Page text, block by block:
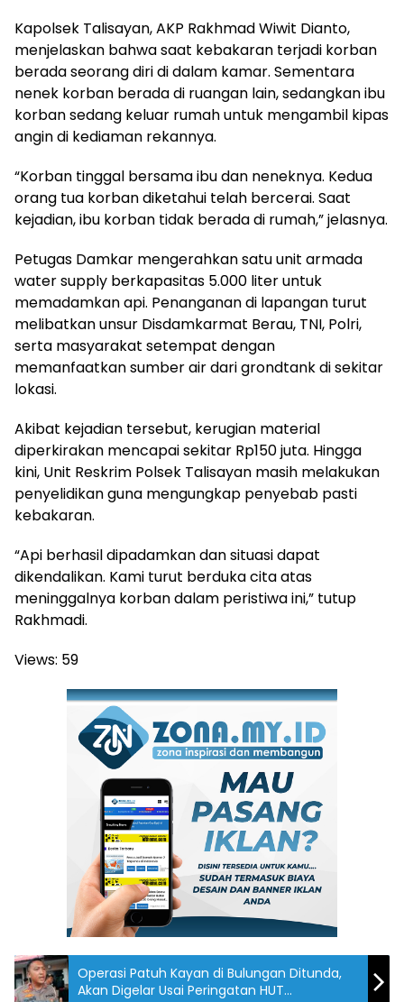
Kapolsek Talisayan, AKP Rakhmad Wiwit Dianto,
menjelaskan bahwa saat kebakaran terjadi korban
berada seorang diri di dalam kamar. Sementara
nenek korban berada di ruangan lain, sedangkan ibu
korban sedang keluar rumah untuk mengambil kipas
angin di kediaman rekannya.
“Korban tinggal bersama ibu dan neneknya. Kedua
orang tua korban diketahui telah bercerai. Saat
kejadian, ibu korban tidak berada di rumah,” jelasnya.
Petugas Damkar mengerahkan satu unit armada
water supply berkapasitas 5.000 liter untuk
memadamkan api. Penanganan di lapangan turut
melibatkan unsur Disdamkarmat Berau, TNI, Polri,
serta masyarakat setempat dengan
memanfaatkan sumber air dari grondtank di sekitar
lokasi.
Akibat kejadian tersebut, kerugian material
diperkirakan mencapai sekitar Rp150 juta. Hingga
kini, Unit Reskrim Polsek Talisayan masih melakukan
penyelidikan guna mengungkap penyebab pasti
kebakaran.
“Api berhasil dipadamkan dan situasi dapat
dikendalikan. Kami turut berduka cita atas
meninggalnya korban dalam peristiwa ini,” tutup
Rakhmadi.
Views: 59
Operasi Patuh Kayan di Bulungan Ditunda,
Akan Digelar Usai Peringatan HUT